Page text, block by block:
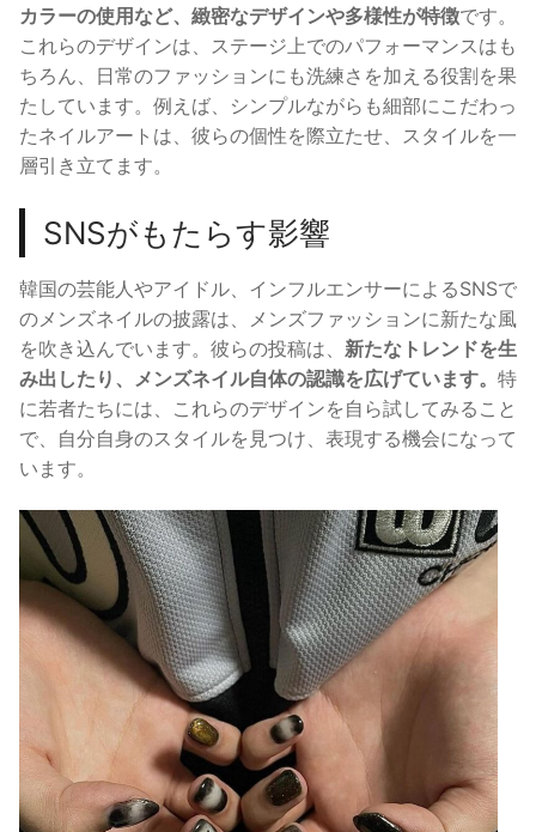
カラーの使用など、緻密なデザインや多様性が特徴です。
これらのデザインは、ステージ上でのパフォーマンスはも
ちろん、日常のファッションにも洗練さを加える役割を果
たしています。例えば、シンプルながらも細部にこだわっ
たネイルアートは、彼らの個性を際立たせ、スタイルを一
層引き立てます。
SNSがもたらす影響
韓国の芸能人やアイドル、インフルエンサーによるSNSで
のメンズネイルの披露は、メンズファッションに新たな風
を吹き込んでいます。彼らの投稿は、 新たなトレンドを生
み出したり、メンズネイル自体の認識を広げています。 特
に若者たちには、これらのデザインを自ら試してみること
で、自分自身のスタイルを見つけ、表現する機会になって
います。